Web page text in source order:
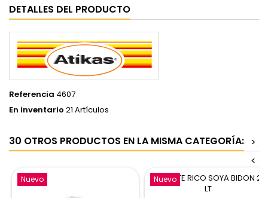
DETALLES DEL PRODUCTO
Referencia 4607
En inventario 21 Artículos
30 OTROS PRODUCTOS EN LA MISMA CATEGORÍA: >
<
Nuevo Nuevo